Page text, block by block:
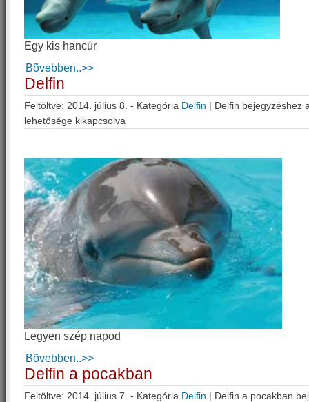
Egy kis hancúr
Bõvebben..>>
Delfin
Feltöltve: 2014. július 8. - Kategória Delfin | Delfin bejegyzéshez
lehetősége kikapcsolva
Legyen szép napod
Bõvebben..>>
Delfin a pocakban
Feltöltve: 2014. július 7. - Kategória Delfin | Delfin a pocakban